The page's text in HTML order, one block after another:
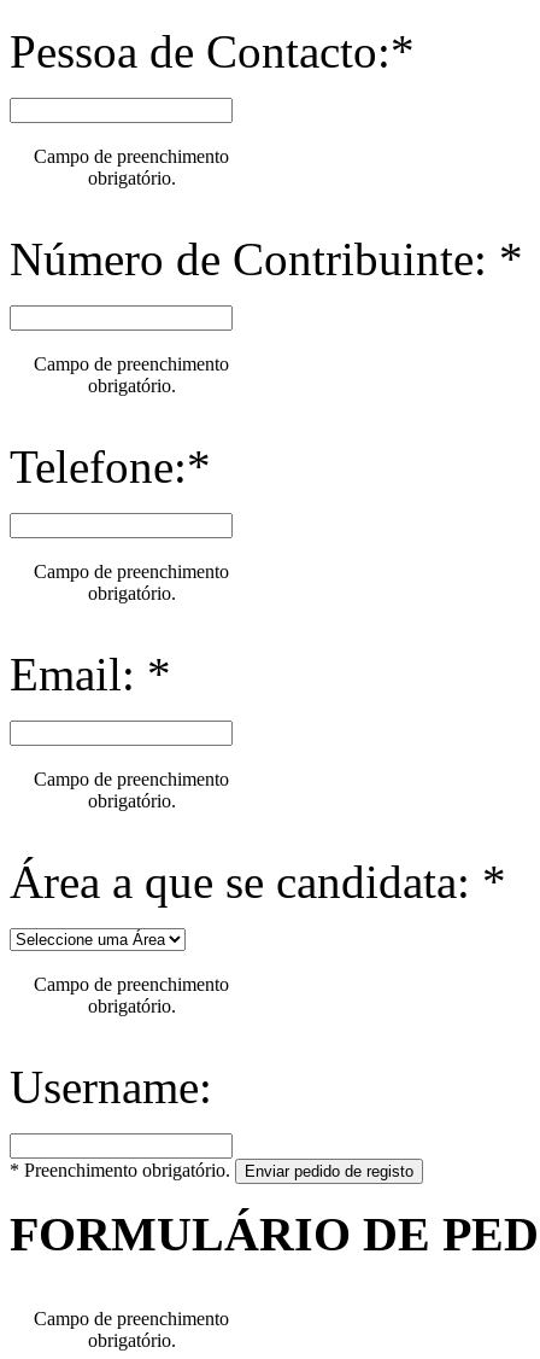
Pessoa de Contacto:*
Campo de preenchimento
obrigatório.
Número de Contribuinte: *
Campo de preenchimento
obrigatório.
Telefone:*
Campo de preenchimento
obrigatório.
Email: *
Campo de preenchimento
obrigatório.
Área a que se candidata: *
Campo de preenchimento
obrigatório.
Username:
* Preenchimento obrigatório. Enviar pedido de registo
FORMULÁRIO DE
Campo de preenchimento
obrigatório.